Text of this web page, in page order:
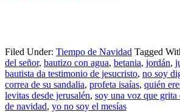
Filed Under: Tiempo de Navidad Tagged
del señor, bautizo con agua, betania, jordán,
bautista da testimonio de jesucristo, no soy
correa de su sandalia, profeta isaías, quién
levitas desde jerusalén, soy una voz que grita
de navidad, yo no soy el mesías